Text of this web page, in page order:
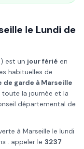
le Lundi de
) est un jour férié en
habituelles de
de garde à Marseille
la journée et la
départemental de
à Marseille le lundi
: appeler le 3237